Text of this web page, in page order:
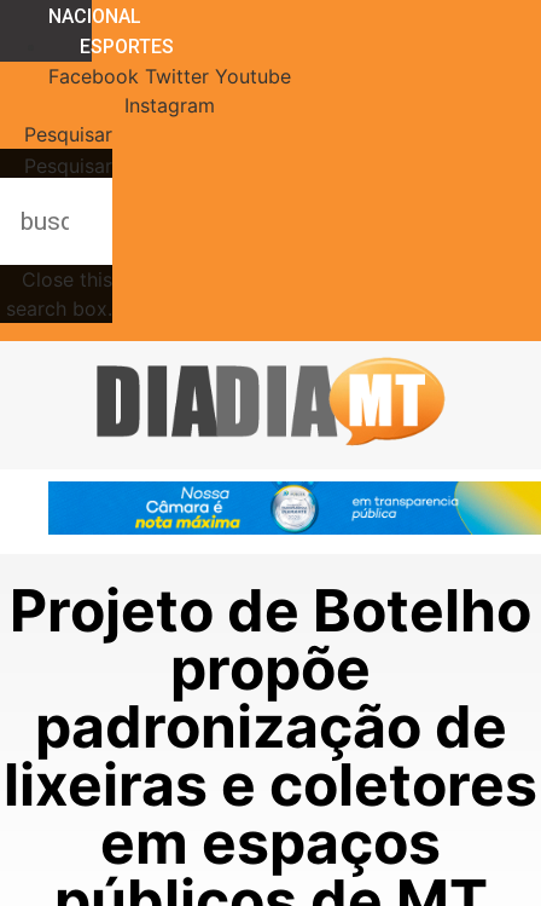
NACIONAL
ESPORTES
Facebook Twitter Youtube
Instagram
Pesquisar
Pesquisar
Close this
search box.
Projeto de Botelho
propõe
padronização de
lixeiras e coletores
em espaços